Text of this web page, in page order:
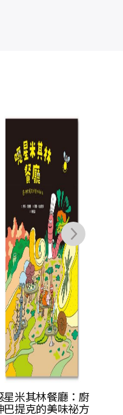
星米其林餐廳：廚
巴提克的美味祕方